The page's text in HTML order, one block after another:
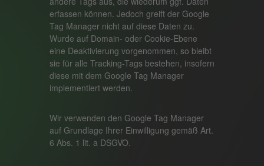
erfassen können. Jedoch greift der Google
Tag Manager nicht auf diese Daten zu.
Wurde auf Domain- oder Cookie-Ebene
eine Deaktivierung vorgenommen, so bleibt
sie für alle Tracking-Tags bestehen, insofern
diese mit dem Google Tag Manager
implementiert werden.
Wir verwenden den Google Tag Manager
auf Grundlage Ihrer Einwilligung gemäß Art.
6 Abs. 1 lit. a DSGVO.